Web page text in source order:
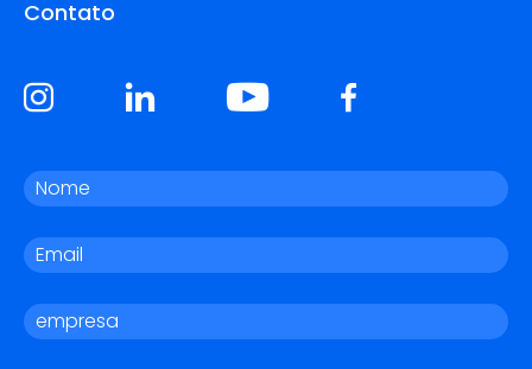
Contato